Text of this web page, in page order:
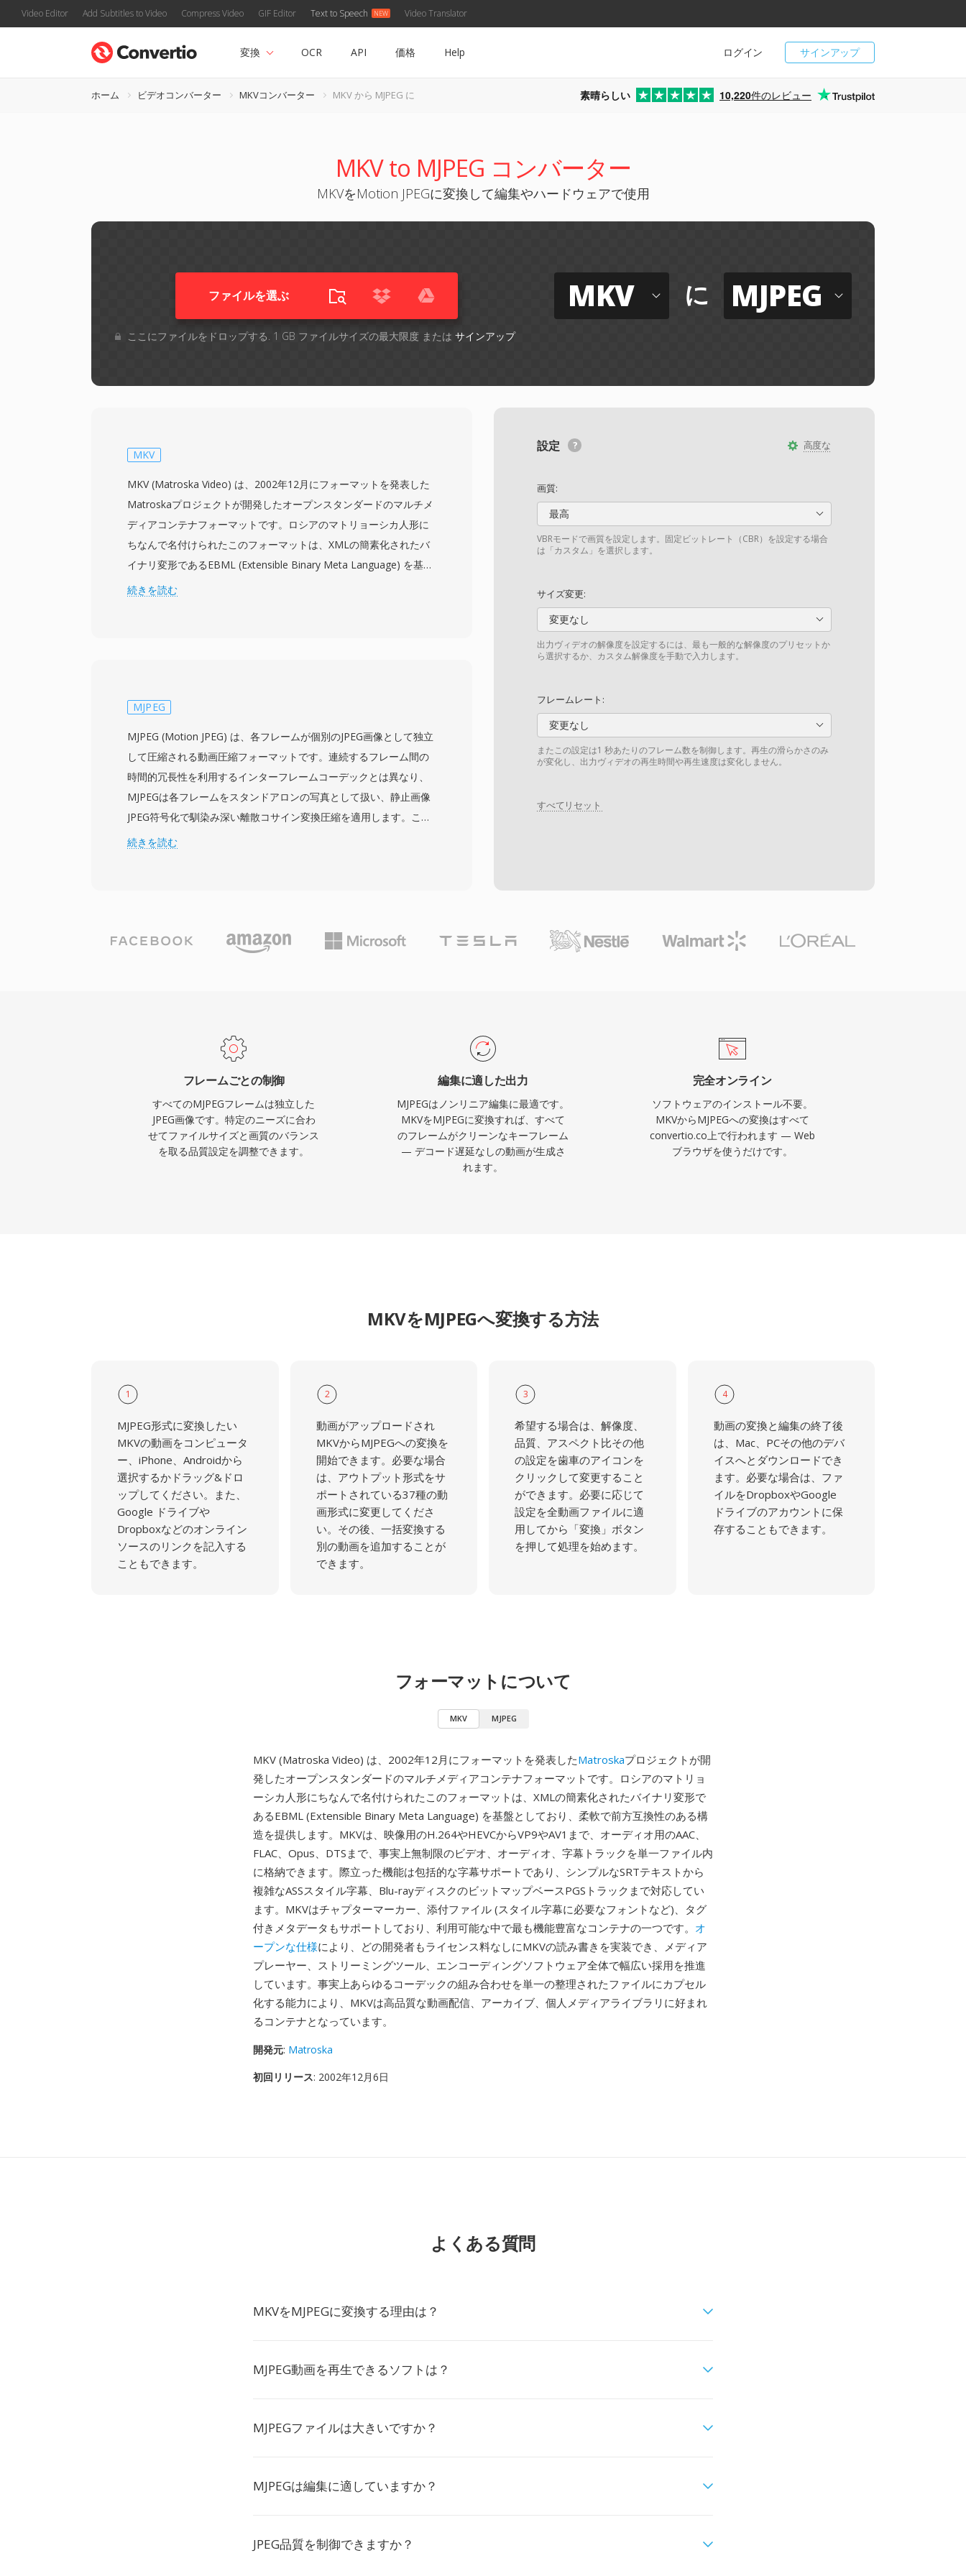
Video Editor Add Subtitles to Video Compress Video GIF Editor Text to Speech Video Translator
サインアップ
ログイン
変換 OCR API 価格 Help
ホーム ビデオコンバーター MKVコンバーター MKV から MJPEG に 素晴らしい 10,220件のレビュー
MKV to MJPEG コンバーター
MKVをMotion JPEGに変換して編集やハードウェアで使用
ファイルを選ぶ
ここにファイルをドロップする. 1 GB ファイルサイズの最大限度 またはサインアップ
MKV に MJPEG
高度な
設定
画質:
最高
VBRモードで画質を設定します。固定ビットレート（CBR）を設定する場合
は「カスタム」を選択します。
サイズ変更:
変更なし
出力ヴィデオの解像度を設定するには、最も一般的な解像度のプリセットか
ら選択するか、カスタム解像度を手動で入力します。
フレームレート:
変更なし
またこの設定は1 秒あたりのフレーム数を制御します。再生の滑らかさのみ
が変化し、出力ヴィデオの再生時間や再生速度は変化しません。
すべてリセット
MKV
MKV (Matroska Video) は、2002年12月にフォーマットを発表した
Matroskaプロジェクトが開発したオープンスタンダードのマルチメ
ディアコンテナフォーマットです。ロシアのマトリョーシカ人形に
ちなんで名付けられたこのフォーマットは、XMLの簡素化されたバ
イナリ変形であるEBML (Extensible Binary Meta Language) を基盤
としており、柔軟で前方互換性のある構造を提供します。MKVは、
で対応しています。MKVはチャプターマーカー、添付ファイル (スタ
ており、利用可能な中で最も機能豊富なコンテナの一つです。オー
プンな仕様により、どの開発者もライセンス料なしにMKVの読み書
きを実装でき、メディアプレーヤー、ストリーミングツール、エン
コーディングソフトウェア全体で幅広い採用を推進しています。事
実上あらゆるコーデックの組み合わせを単一の整理されたファイル
にカプセル化する能力により、MKVは高品質な動画配信、アーカイ
続きを読む
MJPEG
MJPEG (Motion JPEG) は、各フレームが個別のJPEG画像として独立
して圧縮される動画圧縮フォーマットです。連続するフレーム間の
時間的冗長性を利用するインターフレームコーデックとは異なり、
MJPEGは各フレームをスタンドアロンの写真として扱い、静止画像
JPEG符号化で馴染み深い離散コサイン変換圧縮を適用します。この
アプローチはJPEG規格自体の策定と同時期の1992年に遡り、デジタ
レーム精度のランダムアクセスが要求されるアプリケーションに非
常に適しています。MJPEGはIPカメラ、セキュリティ監視システ
れます。フォーマットは10:1から20:1の典型的な圧縮比で良好な画
質を維持しますが、同等品質でのビットレートは時間的圧縮方式と
比較して大幅に高くなります。MJPEGストリームはHTTPで配信で
きるため、Webベースの監視アプリケーションへの実装が容易であ
り、コーデックのシンプルさによりリソースが制約された組み込み
ハードウェアでも確実にデコードできます。
続きを読む
フレームごとの制御
すべてのMJPEGフレームは独立した
JPEG画像です。特定のニーズに合わ
せてファイルサイズと画質のバランス
を取る品質設定を調整できます。
編集に適した出力
MJPEGはノンリニア編集に最適です。
MKVをMJPEGに変換すれば、すべて
のフレームがクリーンなキーフレーム
— デコード遅延なしの動画が生成さ
れます。
完全オンライン
ソフトウェアのインストール不要。
MKVからMJPEGへの変換はすべて
convertio.co上で行われます — Web
ブラウザを使うだけです。
MKVをMJPEGへ変換する方法
1
MJPEG形式に変換したい
MKVの動画をコンピュータ
ー、iPhone、Androidから
選択するかドラッグ&ドロ
ップしてください。また、
Google ドライブや
Dropboxなどのオンライン
ソースのリンクを記入する
こともできます。
2
動画がアップロードされ
MKVからMJPEGへの変換を
開始できます。必要な場合
は、アウトプット形式をサ
ポートされている37種の動
画形式に変更してくださ
い。その後、一括変換する
別の動画を追加することが
できます。
3
希望する場合は、解像度、
品質、アスペクト比その他
の設定を歯車のアイコンを
クリックして変更すること
ができます。必要に応じて
設定を全動画ファイルに適
用してから「変換」ボタン
を押して処理を始めます。
4
動画の変換と編集の終了後
は、Mac、PCその他のデバ
イスへとダウンロードでき
ます。必要な場合は、ファ
イルをDropboxやGoogle
ドライブのアカウントに保
存することもできます。
フォーマットについて
MKV MJPEG
MKV (Matroska Video) は、2002年12月にフォーマットを発表したMatroskaプロジェクトが開
発したオープンスタンダードのマルチメディアコンテナフォーマットです。ロシアのマトリョ
ーシカ人形にちなんで名付けられたこのフォーマットは、XMLの簡素化されたバイナリ変形で
あるEBML (Extensible Binary Meta Language) を基盤としており、柔軟で前方互換性のある構
造を提供します。MKVは、映像用のH.264やHEVCからVP9やAV1まで、オーディオ用のAAC、
FLAC、Opus、DTSまで、事実上無制限のビデオ、オーディオ、字幕トラックを単一ファイル内
に格納できます。際立った機能は包括的な字幕サポートであり、シンプルなSRTテキストから
複雑なASSスタイル字幕、Blu-rayディスクのビットマップベースPGSトラックまで対応してい
ます。MKVはチャプターマーカー、添付ファイル (スタイル字幕に必要なフォントなど)、タグ
付きメタデータもサポートしており、利用可能な中で最も機能豊富なコンテナの一つです。 オ
ープンな仕様により、どの開発者もライセンス料なしにMKVの読み書きを実装でき、メディア
プレーヤー、ストリーミングツール、エンコーディングソフトウェア全体で幅広い採用を推進
しています。事実上あらゆるコーデックの組み合わせを単一の整理されたファイルにカプセル
化する能力により、MKVは高品質な動画配信、アーカイブ、個人メディアライブラリに好まれ
るコンテナとなっています。
開発元: Matroska
初回リリース: 2002年12月6日
よくある質問
MKVをMJPEGに変換する理由は？
MJPEG動画を再生できるソフトは？
MJPEGファイルは大きいですか？
MJPEGは編集に適していますか？
JPEG品質を制御できますか？